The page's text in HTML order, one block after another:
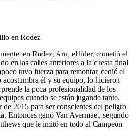
en Rodez
en Rodez, Aru, el líder, cometió el
en las calles anteriores a la cuesta final
tuvo fuerza para remontar, cedió el
acostumbra él y su equipo, lo hicieron
la poca profesionalidad de los
cuando se están jugando tanto.
2015 para ser conscientes del peligro
Entonces ganó Van Avermaet, segundo
que le imitó en todo al Campeón